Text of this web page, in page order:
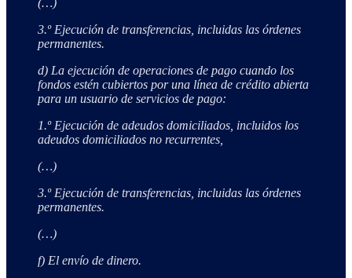
(…)
3.º Ejecución de transferencias, incluidas las órdenes
permanentes.
d) La ejecución de operaciones de pago cuando los
fondos estén cubiertos por una línea de crédito abierta
para un usuario de servicios de pago:
1.º Ejecución de adeudos domiciliados, incluidos los
adeudos domiciliados no recurrentes,
(…)
3.º Ejecución de transferencias, incluidas las órdenes
permanentes.
(…)
f) El envío de dinero.